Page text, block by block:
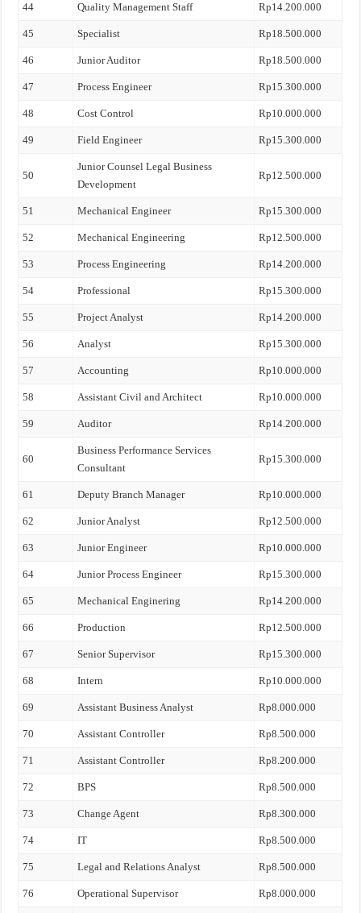
44 Quality Management Staff Rp14.200.000
45 Specialist Rp18.500.000
46 Junior Auditor Rp18.500.000
47 Process Engineer Rp15.300.000
48 Cost Control Rp10.000.000
49 Field Engineer Rp15.300.000
50
Junior Counsel Legal Business
Development
Rp12.500.000
51 Mechanical Engineer Rp15.300.000
52 Mechanical Engineering Rp12.500.000
53 Process Engineering Rp14.200.000
54 Professional Rp15.300.000
55 Project Analyst Rp14.200.000
56 Analyst Rp15.300.000
57 Accounting Rp10.000.000
58 Assistant Civil and Architect Rp10.000.000
59 Auditor Rp14.200.000
60
Business Performance Services
Consultant
Rp15.300.000
61 Deputy Branch Manager Rp10.000.000
62 Junior Analyst Rp12.500.000
63 Junior Engineer Rp10.000.000
64 Junior Process Engineer Rp15.300.000
65 Mechanical Enginering Rp14.200.000
66 Production Rp12.500.000
67 Senior Supervisor Rp15.300.000
68 Intern Rp10.000.000
69 Assistant Business Analyst Rp8.000.000
70 Assistant Controller Rp8.500.000
71 Assistant Controller Rp8.200.000
72 BPS Rp8.500.000
73 Change Agent Rp8.300.000
74 IT Rp8.500.000
75 Legal and Relations Analyst Rp8.500.000
76 Operational Supervisor Rp8.000.000